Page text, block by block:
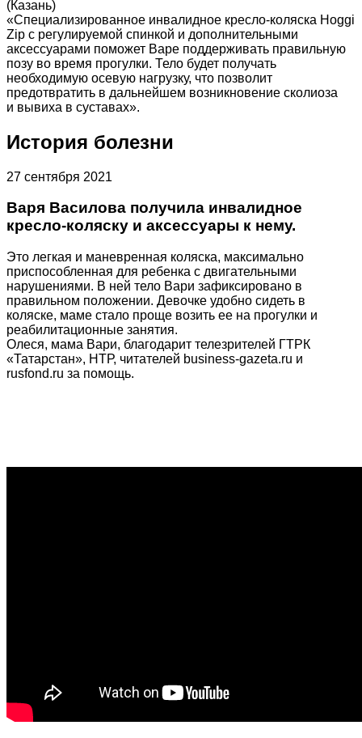
(Казань)
«Специализированное инвалидное кресло-коляска Hoggi
Zip с регулируемой спинкой и дополнительными
аксессуарами поможет Варе поддерживать правильную
позу во время прогулки. Тело будет получать
необходимую осевую нагрузку, что позволит
предотвратить в дальнейшем возникновение сколиоза
и вывиха в суставах».
История болезни
27 сентября 2021
Варя Василова получила инвалидное
кресло-коляску и аксессуары к нему.
Это легкая и маневренная коляска, максимально
приспособленная для ребенка с двигательными
нарушениями. В ней тело Вари зафиксировано в
правильном положении. Девочке удобно сидеть в
коляске, маме стало проще возить ее на прогулки и
реабилитационные занятия.
Олеся, мама Вари, благодарит телезрителей ГТРК
«Татарстан», НТР, читателей business-gazeta.ru и
rusfond.ru за помощь.